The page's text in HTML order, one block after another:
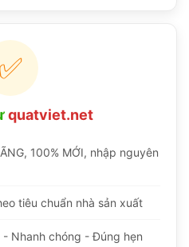
✅
quatviet.net
100% MỚI, nhập nguyên
tiêu chuẩn nhà sản xuất
- Nhanh chóng - Đúng hẹn